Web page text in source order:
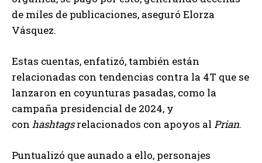
de miles de publicaciones, aseguró Elorza
Vásquez.
Estas cuentas, enfatizó, también están
relacionadas con tendencias contra la 4T que se
lanzaron en coyunturas pasadas, como la
campaña presidencial de 2024, y
con hashtagsrelacionados con apoyos al Prian.
Puntualizó que aunado a ello, personajes